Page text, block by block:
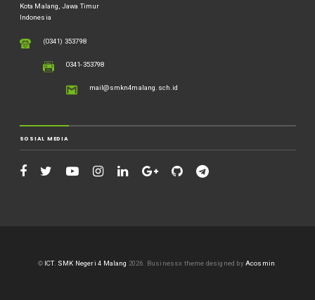
Kota Malang, Jawa Timur
Indonesia
(0341) 353798
0341-353798
mail@smkn4malang.sch.id
SOSIAL MEDIA
© ICT. SMK Negeri 4 Malang 2026. Businessx theme designed byAcosmin.